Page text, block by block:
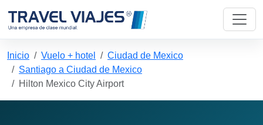
Inicio Vuelo + hotel
Ciudad de Mexico
Santiago a Ciudad de Mexico
Hilton Mexico City Airport